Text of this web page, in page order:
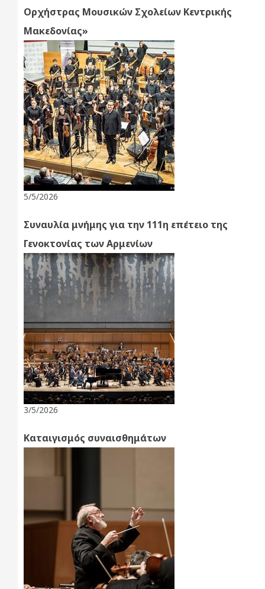
Ορχήστρας Μουσικών Σχολείων Κεντρικής
Μακεδονίας»
5/5/2026
Συναυλία μνήμης για την 111η επέτειο της
Γενοκτονίας των Αρμενίων
3/5/2026
Καταιγισμός συναισθημάτων